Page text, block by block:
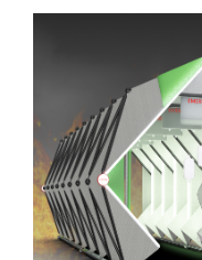
산
디
자
인
산
디
자
인